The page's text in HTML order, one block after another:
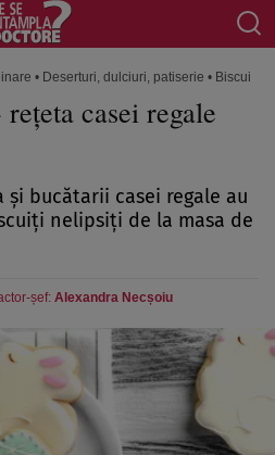
• Deserturi, dulciuri, patiserie • Biscuiţi
casei regale
şi bucătarii casei regale au
nelipsiţi de la masa de
șef: Alexandra Necșoiu